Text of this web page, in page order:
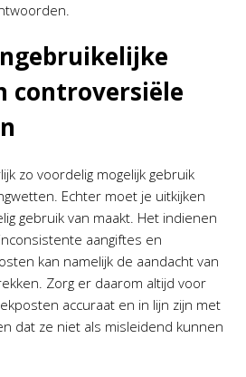
controversiële
zo voordelig mogelijk gebruik
Echter moet je uitkijken
gebruik van maakt. Het indienen
aangiftes en
kan namelijk de aandacht van
Zorg er daarom altijd voor
accuraat en in lijn zijn met
dat ze niet als misleidend kunnen